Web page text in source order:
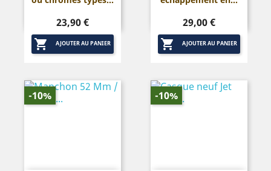
Prix
23,90 €
 AJOUTER AU PANIER
Prix
29,00 €
 AJOUTER AU PANIER
-10% -10%